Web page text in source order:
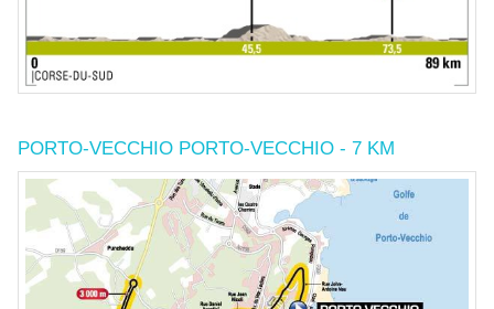
PORTO-VECCHIO PORTO-VECCHIO - 7 KM